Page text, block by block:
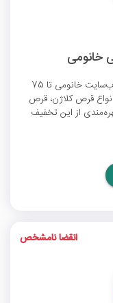
شما می‌توانید انواع مکمل غذایی و ورزشی را از وب‌سایت خانومی تا 75
قرص کلاژن، قرص
از این تخفیف
انقضا نامشخص